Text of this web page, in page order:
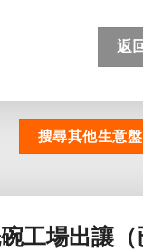
返
搜尋其他生意盤
工場出讓